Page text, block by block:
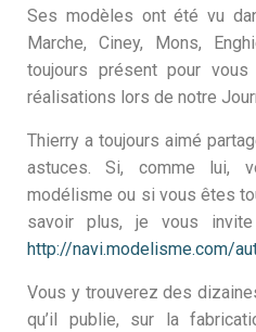
Ses modèles ont été vu
Marche, Ciney, Mons,
toujours présent pour
réalisations lors de notre
Thierry a toujours aimé
astuces. Si, comme lui,
modélisme ou si vous êtes
savoir plus, je vous
http://navi.modelisme.com/
Vous y trouverez des
qu’il publie, sur la